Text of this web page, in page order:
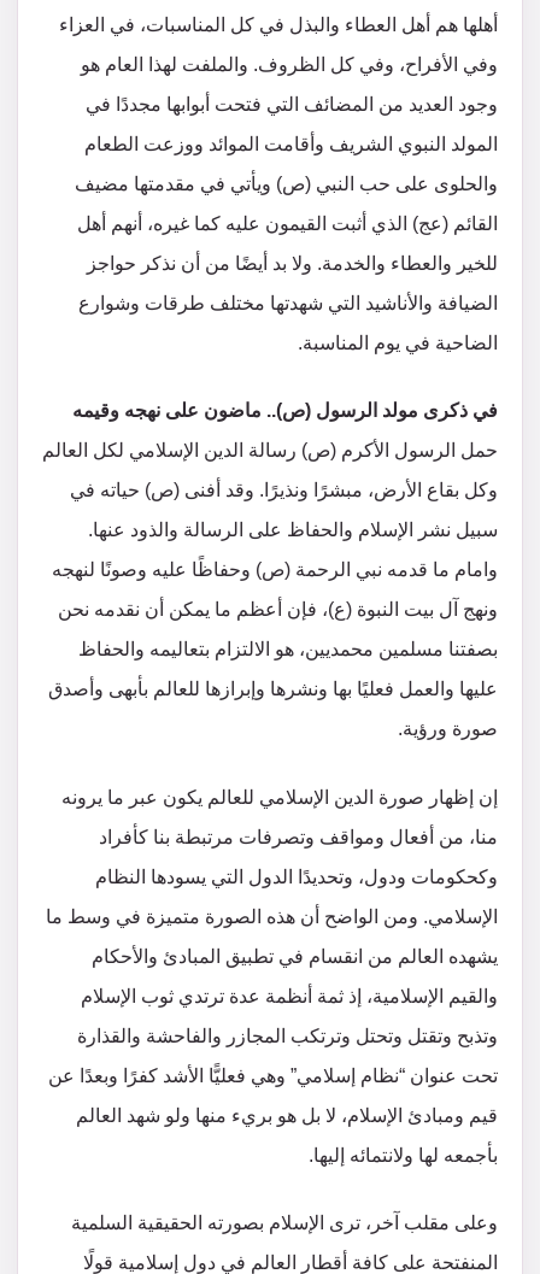
أهلها هم أهل العطاء والبذل في كل المناسبات، في العزاء
وفي الأفراح، وفي كل الظروف. والملفت لهذا العام هو
وجود العديد من المضائف التي فتحت أبوابها مجددًا في
المولد النبوي الشريف وأقامت الموائد ووزعت الطعام
والحلوى على حب النبي (ص) ويأتي في مقدمتها مضيف
القائم (عج) الذي أثبت القيمون عليه كما غيره، أنهم أهل
للخير والعطاء والخدمة. ولا بد أيضًا من أن نذكر حواجز
الضيافة والأناشيد التي شهدتها مختلف طرقات وشوارع
الضاحية في يوم المناسبة.
في ذكرى مولد الرسول (ص).. ماضون على نهجه وقيمه
حمل الرسول الأكرم (ص) رسالة الدين الإسلامي لكل العالم
وكل بقاع الأرض، مبشرًا ونذيرًا. وقد أفنى (ص) حياته في
سبيل نشر الإسلام والحفاظ على الرسالة والذود عنها.
وامام ما قدمه نبي الرحمة (ص) وحفاظًا عليه وصونًا لنهجه
ونهج آل بيت النبوة (ع)، فإن أعظم ما يمكن أن نقدمه نحن
بصفتنا مسلمين محمديين، هو الالتزام بتعاليمه والحفاظ
عليها والعمل فعليًا بها ونشرها وإبرازها للعالم بأبهى وأصدق
صورة ورؤية.
إن إظهار صورة الدين الإسلامي للعالم يكون عبر ما يرونه
منا، من أفعال ومواقف وتصرفات مرتبطة بنا كأفراد
وكحكومات ودول، وتحديدًا الدول التي يسودها النظام
الإسلامي. ومن الواضح أن هذه الصورة متميزة في وسط ما
يشهده العالم من انقسام في تطبيق المبادئ والأحكام
والقيم الإسلامية، إذ ثمة أنظمة عدة ترتدي ثوب الإسلام
وتذبح وتقتل وتحتل وترتكب المجازر والفاحشة والقذارة
تحت عنوان “نظام إسلامي” وهي فعليًّا الأشد كفرًا وبعدًا عن
قيم ومبادئ الإسلام، لا بل هو بريء منها ولو شهد العالم
بأجمعه لها ولانتمائه إليها.
وعلى مقلب آخر، ترى الإسلام بصورته الحقيقية السلمية
المنفتحة على كافة أقطار العالم في دول إسلامية قولًا